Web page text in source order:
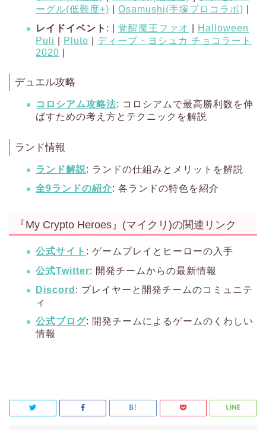
ーグル(低難度+)
Osamushi(手塚プロコラボ)
レイドイベント : | 覚醒魔王ファオ
Halloween
Puli
Pluto
ディープ・ヨシュカ チョコラート
2020
デュエル攻略
コロシアム攻略法: コロシアムで最高勝利数を伸
ばすための考え方とテクニックを解説
ランド情報
ランド解説: ランドの仕組みとメリットを解説
全9ランドの紹介: 各ランドの特色を紹介
『My Crypto Heroes』(マイクリ)の関連リンク
公式サイト : ゲームプレイとヒーローの入手
公式Twitter: 開発チームからの最新情報
Discord : プレイヤーと開発チームのコミュニテ
ィ
公式ブログ: 開発チームによるゲームのくわしい
情報